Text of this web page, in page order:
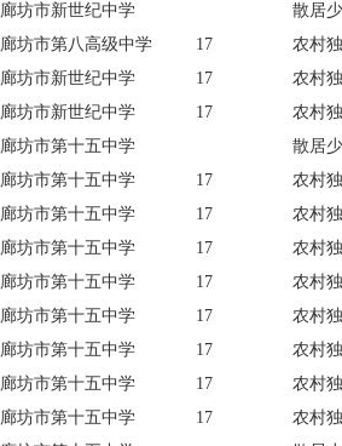
廊坊市新世纪中学 散居
廊坊市第八高级中学 17 农村
廊坊市新世纪中学 17 农村
廊坊市新世纪中学 17 农村
廊坊市第十五中学 散居
廊坊市第十五中学 17 农村
廊坊市第十五中学 17 农村
廊坊市第十五中学 17 农村
廊坊市第十五中学 17 农村
廊坊市第十五中学 17 农村
廊坊市第十五中学 17 农村
廊坊市第十五中学 17 农村
廊坊市第十五中学 17 农村